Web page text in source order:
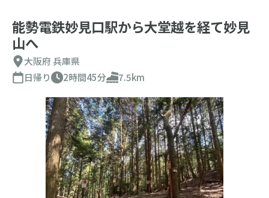
能勢電鉄妙見口駅から大堂越を経て妙見
山へ
大阪府 兵庫県
日帰り
2時間45分 7.5km